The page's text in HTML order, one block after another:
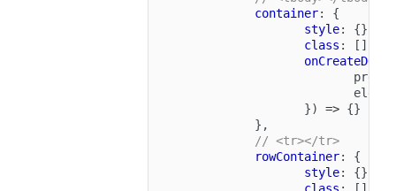
container:
{
style:
{},
class :
[],
onCreateDOM
})
=> {}
},
// <tr></tr>
rowContainer:
{
style:
{},